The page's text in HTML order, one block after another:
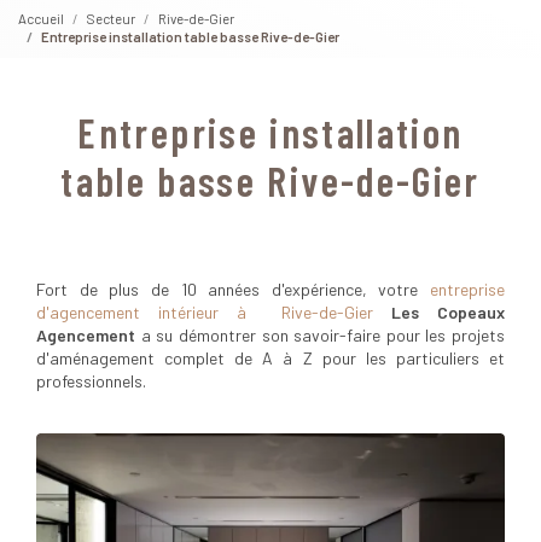
Accueil Secteur
Rive-de-Gier
Entreprise installation table basse Rive-de-Gier
Entreprise installation
table basse Rive-de-Gier
Fort de plus de 10 années d'expérience, votre entreprise
d'agencement intérieur à Rive-de-Gier
Les Copeaux
Agencement a su démontrer son savoir-faire pour les projets
d'aménagement complet de A à Z pour les particuliers et
professionnels.